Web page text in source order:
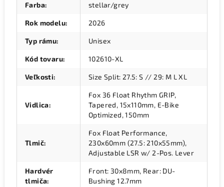
Farba: stellar/grey
Rok modelu: 2026
Typ rámu: Unisex
Kód tovaru: 102610-XL
Veľkosti: Size Split: 27.5: S // 29: M L XL
Vidlica:
Fox 36 Float Rhythm GRIP,
Tapered, 15x110mm, E-Bike
Optimized, 150mm
Tlmič:
Fox Float Performance,
230x60mm (27.5: 210x55mm),
Adjustable LSR w/ 2-Pos. Lever
Hardvér
tlmiča:
Front: 30x8mm, Rear: DU-
Bushing 12.7mm